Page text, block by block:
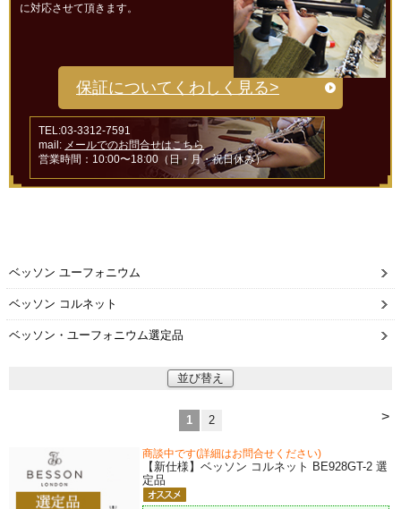
に対応させて頂きます。
保証についてくわしく見る>
TEL:03-3312-7591
mail: メールでのお問合せはこちら
営業時間：10:00〜18:00（日・月・祝日休み）
ベッソン ユーフォニウム
ベッソン コルネット
ベッソン・ユーフォニウム選定品
並び替え
>
1 2
商談中です(詳細はお問合せください)
【新仕様】ベッソン コルネット BE928GT-2 選
定品